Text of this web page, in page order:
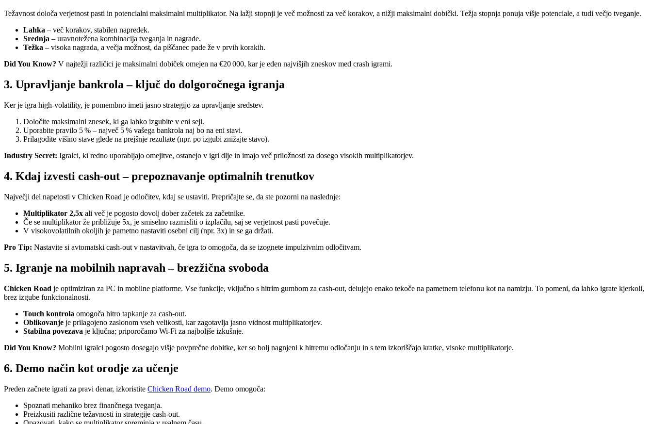
Težavnost določa verjetnost pasti in potencialni maksimalni multiplikator. Na lažji stopnji je več možnosti za več korakov, a nižji maksimalni dobički. Težja stopnja ponuja višje potenciale, a tudi večjo tveganje.
Lahka – več korakov, stabilen napredek.
Srednja – uravnotežena kombinacija tveganja in nagrade.
Težka – visoka nagrada, a večja možnost, da piščanec pade že v prvih korakih.
Did You Know? V najtežji različici je maksimalni dobiček omejen na €20 000, kar je eden najvišjih zneskov med crash igrami.
3. Upravljanje bankrola – ključ do dolgoročnega igranja
Ker je igra high‑volatility, je pomembno imeti jasno strategijo za upravljanje sredstev.
Določite maksimalni znesek, ki ga lahko izgubite v eni seji.
Uporabite pravilo 5 % – največ 5 % vašega bankrola naj bo na eni stavi.
Prilagodite višino stave glede na prejšnje rezultate (npr. po izgubi znižajte stavo).
Industry Secret: Igralci, ki redno uporabljajo omejitve, ostanejo v igri dlje in imajo več priložnosti za dosego visokih multiplikatorjev.
4. Kdaj izvesti cash‑out – prepoznavanje optimalnih trenutkov
Največji del napetosti v Chicken Road je odločitev, kdaj se ustaviti. Prepričajte se, da ste pozorni na naslednje:
Multiplikator 2,5x ali več je pogosto dovolj dober začetek za začetnike.
Če se multiplikator že približuje 5x, je smiselno razmisliti o izplačilu, saj se verjetnost pasti povečuje.
V visokovolatilnih okoljih je pametno nastaviti osebni cilj (npr. 3x) in se ga držati.
Pro Tip: Nastavite si avtomatski cash‑out v nastavitvah, če igra to omogoča, da se izognete impulzivnim odločitvam.
5. Igranje na mobilnih napravah – brezžična svoboda
Chicken Road je optimiziran za PC in mobilne platforme. Vse funkcije, vključno s hitrim gumbom za cash‑out, delujejo enako tekoče na pametnem telefonu kot na namizju. To pomeni, da lahko igrate kjerkoli,
brez izgube funkcionalnosti.
Touch kontrola omogoča hitro tapkanje za cash‑out.
Oblikovanje je prilagojeno zaslonom vseh velikosti, kar zagotavlja jasno vidnost multiplikatorjev.
Stabilna povezava je ključna; priporočamo Wi‑Fi za najboljše izkušnje.
Did You Know? Mobilni igralci pogosto dosegajo višje povprečne dobitke, ker so bolj nagnjeni k hitremu odločanju in s tem izkoriščajo kratke, visoke multiplikatorje.
6. Demo način kot orodje za učenje
Preden začnete igrati za pravi denar, izkoristite Chicken Road demo. Demo omogoča:
Spoznati mehaniko brez finančnega tveganja.
Preizkusiti različne težavnosti in strategije cash‑out.